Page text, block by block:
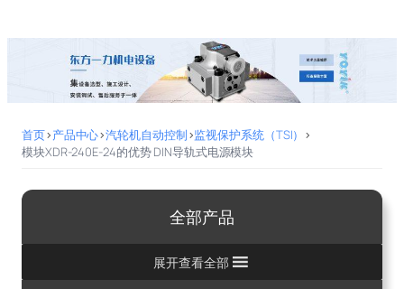
首页>产品中心>汽轮机自动控制>监视保护系统（TSI） >
模块XDR-240E-24的优势 DIN导轨式电源模块
全部产品
展开查看全部